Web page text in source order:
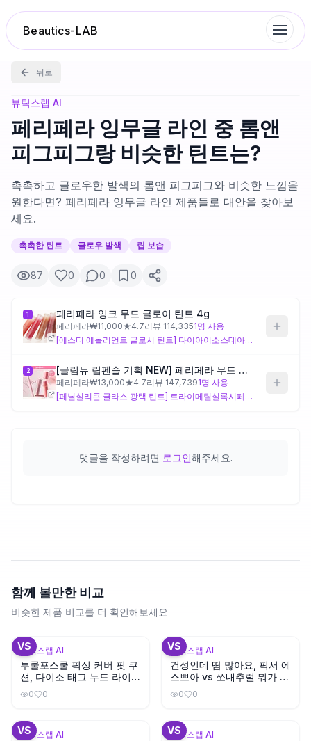
Beautics-LAB
랭킹
성분분석
나의 스킨케어
대화 이력
제품비교
Login
뒤로
뷰틱스랩 AI
페리페라 잉무글 라인 중 롬앤
피그피그랑 비슷한 틴트는?
촉촉하고 글로우한 발색의 롬앤 피그피그와 비슷한 느낌을
원한다면? 페리페라 잉무글 라인 제품들로 대안을 찾아보
세요.
촉촉한 틴트 글로우 발색 립 보습
87 0 0 0
1 페리페라 잉크 무드 글로이 틴트 4g
페리페라₩11,000★4.7리뷰 114,3351명 사용
[에스터 에몰리언트 글로시 틴트] 다이아이소스테아릴말레이트·비스-베헤닐계 에스터류 중심의 오일 에몰리언트 베이스로, 롬앤 피그피그와 유사한 묵직하고 촉촉한 광택감을 구현하는 설계예요. 다만 실리콘보다 에스터 오일 비중이 높아 입술이 건조한 분께는 잘 맞을 수 있지만, 가볍고 물광 느낌을 원하신다면 텍스처가 다소 풍부하게 느껴질 수 있어요.
2 [글림듀 립펜슬 기획 NEW] 페리페라 무드 글로이 틴트 22 Colors (단품/기획)
페리페라₩13,000★4.7리뷰 147,7391명 사용
[페닐실리콘 글라스 광택 틴트] 트라이메틸실록시페닐다이메티콘·다이페닐실록시페닐트라이메티콘 등 고굴절 페닐실리콘을 다수 함유해, 롬앤 피그피그의 유리막 같은 반짝임과 유사한 방향성의 설계예요. 카프릴릴트라이메티콘(휘발성 실리콘)이 포함되어 초기 밀착감은 가볍게 잡아주지만, 실리콘 제형에 민감하거나 건조함을 느끼는 분은 주의가 필요해요.
댓글을 작성하려면 로그인해주세요.
함께 볼만한 비교
비슷한 제품 비교를 더 확인해보세요
VS
뷰틱스랩 AI
투쿨포스쿨 픽싱 커버 핏 쿠
션, 다이소 태그 누드 라이트
와 색상이 비슷할까?
0 0
VS
뷰틱스랩 AI
건성인데 땀 많아요, 픽서 에
스쁘아 vs 쏘내추럴 뭐가 지
속력 좋을까?
0 0
VS
뷰틱스랩 AI VS
뷰틱스랩 AI